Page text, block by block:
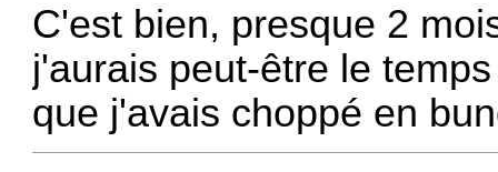
C'est bien, presque 2
j'aurais peut-être le
que j'avais choppé en